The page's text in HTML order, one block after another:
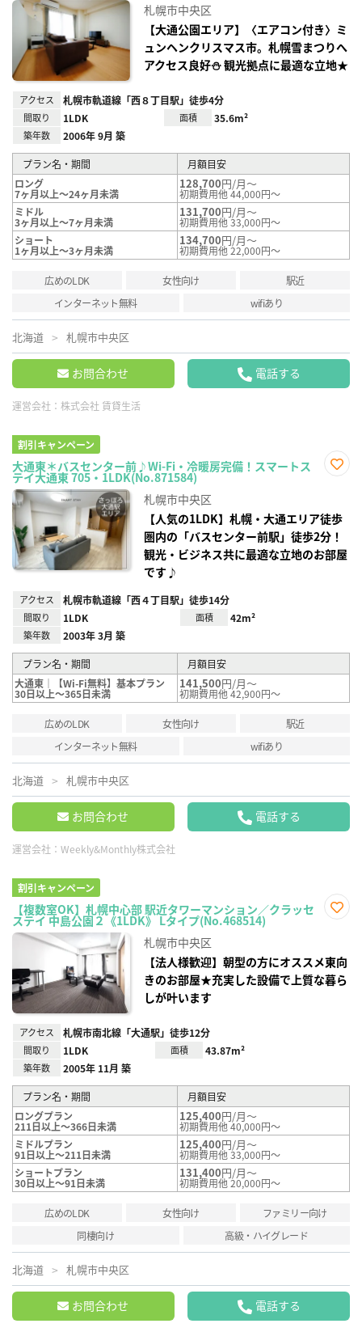
り登
録
札幌市中央区
【大通公園エリア】〈エアコン付き〉ミ
ュンヘンクリスマス市。札幌雪まつりへ
アクセス良好⛄ 観光拠点に最適な立地★
アクセス 札幌市軌道線「西８丁目駅」徒歩4分
間取り 1LDK 面積 35.6m²
築年数 2006年 9月 築
プラン名・期間
月額目安
ロング
7ヶ月以上～24ヶ月未満
128,700円/月～
初期費用他 44,000円～
ミドル
3ヶ月以上～7ヶ月未満
131,700円/月～
初期費用他 33,000円～
ショート
1ヶ月以上～3ヶ月未満
134,700円/月～
初期費用他 22,000円～
広めのLDK 女性向け
駅近
インターネット無料
wifiあり
北海道 札幌市中央区
お問合わせ 電話する
運営会社： 株式会社 賃貸生活
割引キャンペーン
大通東＊バスセンター前♪Wi-Fi・冷暖房完備！スマートス
テイ大通東 705・1LDK(No.871584)
録
札幌市中央区
【人気の1LDK】札幌・大通エリア徒歩
圏内の「バスセンター前駅」徒歩2分！
観光・ビジネス共に最適な立地のお部屋
です♪
アクセス 札幌市軌道線「西４丁目駅」徒歩14分
間取り 1LDK 面積 42m²
築年数 2003年 3月 築
プラン名・期間
月額目安
大通東｜【Wi-Fi無料】基本プラン
30日以上～365日未満
141,500円/月～
初期費用他 42,900円～
広めのLDK 女性向け
駅近
インターネット無料
wifiあり
北海道 札幌市中央区
お問合わせ 電話する
運営会社： Weekly&Monthly株式会社
割引キャンペーン
【複数室OK】札幌中心部 駅近タワーマンション／クラッセ
ステイ 中島公園２《1LDK》 Lタイプ(No.468514)
録
札幌市中央区
【法人様歓迎】朝型の方にオススメ東向
きのお部屋★充実した設備で上質な暮ら
しが叶います
アクセス 札幌市南北線「大通駅」徒歩12分
間取り 1LDK 面積 43.87m²
築年数 2005年 11月 築
プラン名・期間
月額目安
ロングプラン
211日以上～366日未満
125,400円/月～
初期費用他 40,000円～
ミドルプラン
91日以上～211日未満
125,400円/月～
初期費用他 33,000円～
ショートプラン
30日以上～91日未満
131,400円/月～
初期費用他 20,000円～
広めのLDK 女性向け
ファミリー向け
同棲向け
高級・ハイグレード
北海道 札幌市中央区
お問合わせ 電話する